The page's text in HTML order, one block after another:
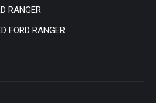
RANGER
FORD RANGER